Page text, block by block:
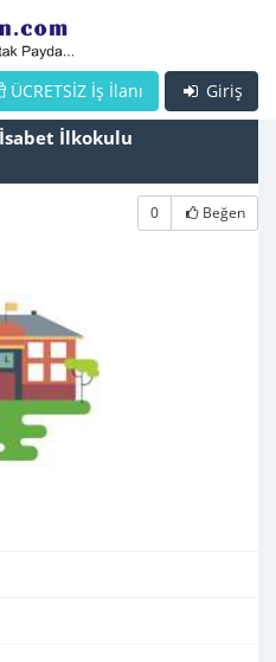
Giriş
ÜCRETSİZ İş İlanı
İlkokulu
0 Beğen